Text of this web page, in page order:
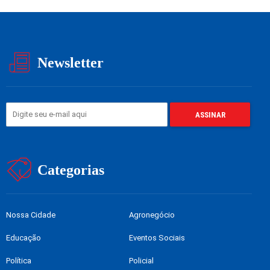
Newsletter
Categorias
Nossa Cidade Agronegócio
Educação Eventos Sociais
Política Policial